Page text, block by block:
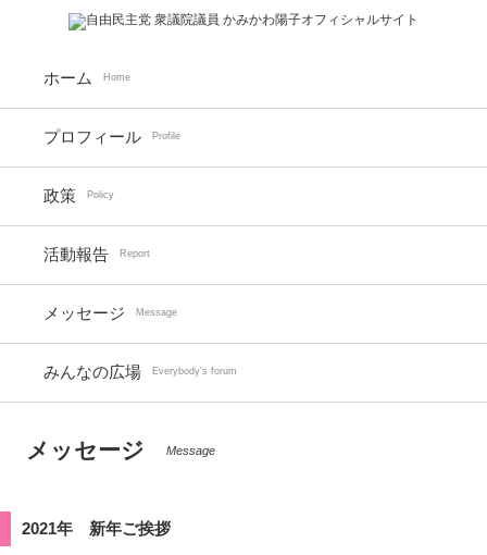
ホーム Home
プロフィール Profile
政策 Policy
活動報告 Report
メッセージ Message
みんなの広場 Everybody's forum
メッセージ Message
2021年 新年ご挨拶